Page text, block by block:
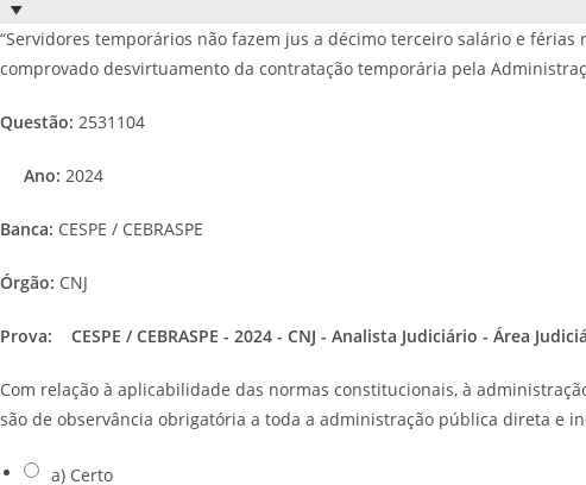
“Servidores temporários não fazem jus a décimo terceiro salário e
comprovado desvirtuamento da contratação temporária pela
Questão: 2531104
Ano: 2024
Banca: CESPE / CEBRASPE
Órgão: CNJ
Prova: CESPE / CEBRASPE - 2024 - CNJ - Analista Judiciário - Área
Com relação à aplicabilidade das normas constitucionais, à
são de observância obrigatória a toda a administração pública direta e
a) Certo